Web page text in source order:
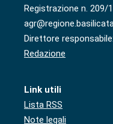
Registrazione n. 209/
Direttore responsabile:
Redazione
Link utili
Lista RSS
Note legali